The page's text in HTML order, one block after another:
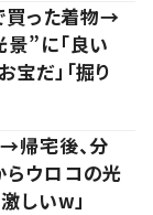
買った着物→
”に「良い
宝だ」「掘り
帰宅後、分
ウロコの光
しいw」